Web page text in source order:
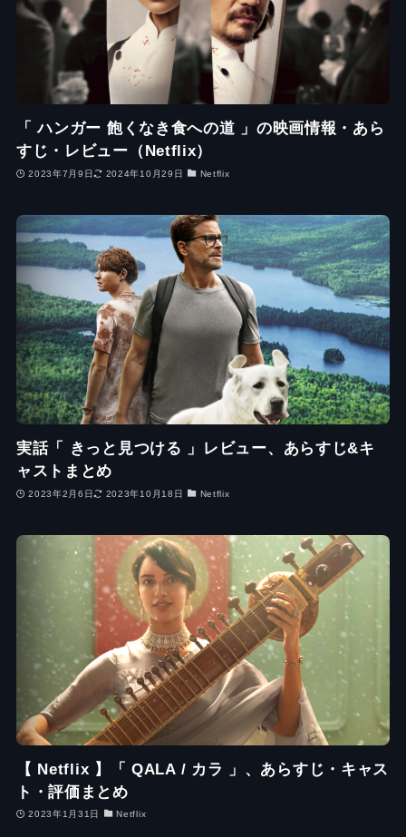
「 ハンガー 飽くなき食への道 」の映画情報・あら
すじ・レビュー（Netflix）
2023年7月9日 2024年10月29日 Netflix
実話「 きっと見つける 」レビュー、あらすじ&キ
ャストまとめ
2023年2月6日 2023年10月18日 Netflix
【 Netflix 】「 QALA / カラ 」、あらすじ・キャス
ト・評価まとめ
2023年1月31日 Netflix